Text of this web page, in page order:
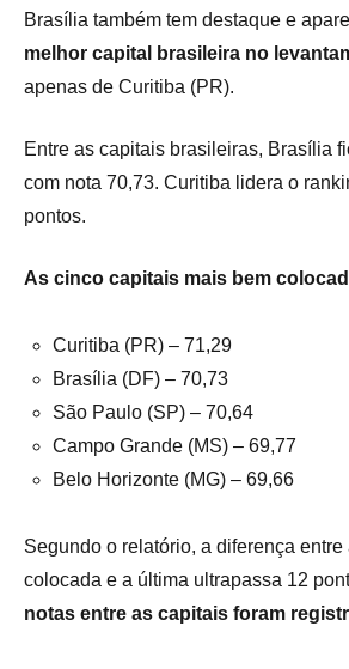
Brasília também tem destaque e
melhor capital brasileira no
apenas de Curitiba (PR).
Entre as capitais brasileiras, Brasília
com nota 70,73. Curitiba lidera o
pontos.
As cinco capitais mais bem
Curitiba (PR) – 71,29
Brasília (DF) – 70,73
São Paulo (SP) – 70,64
Campo Grande (MS) – 69,77
Belo Horizonte (MG) – 69,66
Segundo o relatório, a diferença
colocada e a última ultrapassa 12
notas entre as capitais foram